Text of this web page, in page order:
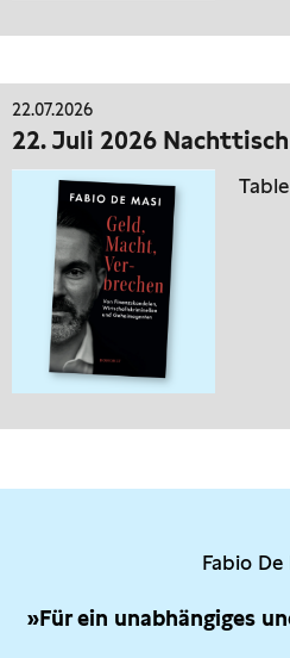
22.07.2026
22. Juli 2026 Nachttisch
Table
Fabio De
»Für ein unabhängiges